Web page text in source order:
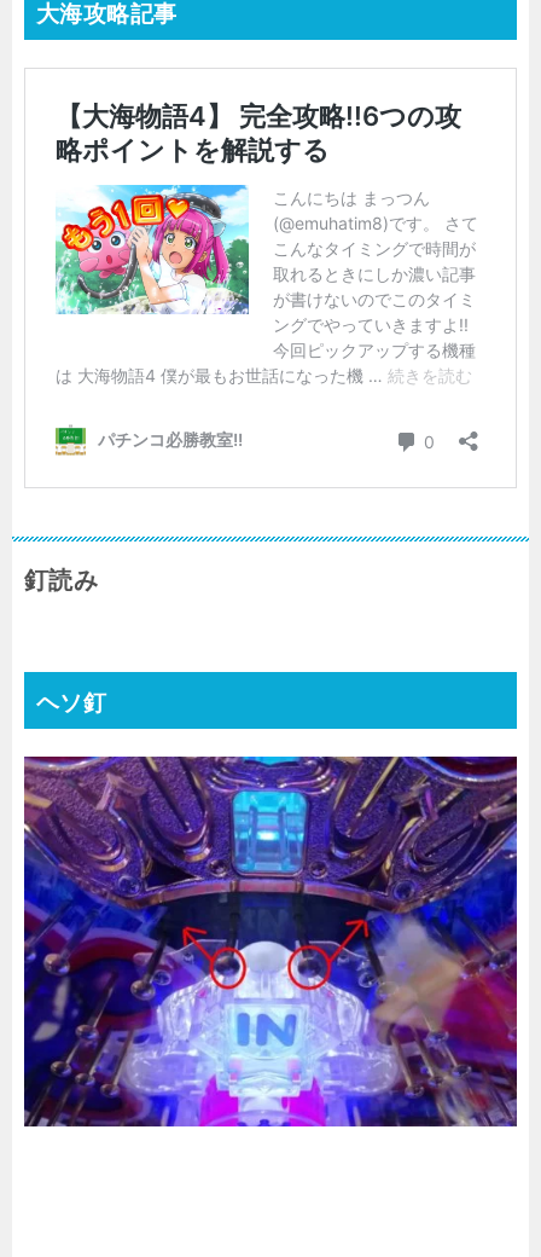
大海攻略記事
釘読み
ヘソ釘